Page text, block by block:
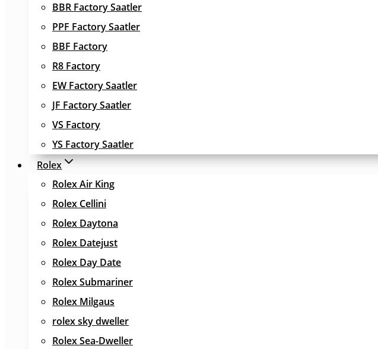
BBR Factory Saatler
PPF Factory Saatler
BBF Factory
R8 Factory
EW Factory Saatler
JF Factory Saatler
VS Factory
YS Factory Saatler
Rolex
Rolex Air King
Rolex Cellini
Rolex Daytona
Rolex Datejust
Rolex Day Date
Rolex Submariner
Rolex Milgaus
rolex sky dweller
Rolex Sea-Dweller